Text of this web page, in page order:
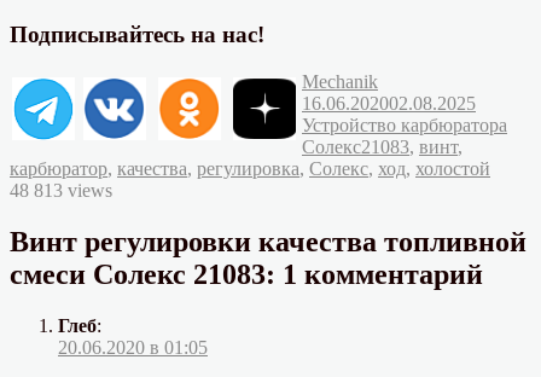
Подписывайтесь на нас!
Автор
MechanikОпубликовано
16.06.202002.08.2025
Устройство карбюратора
СолексМетки
21083, винт,
карбюратор, качества, регулировка, Солекс, ход, холостой
48 813 views
Винт регулировки качества топливной
смеси Солекс 21083: 1 комментарий
Глеб:
20.06.2020 в 01:05